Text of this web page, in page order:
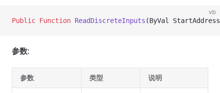
vb
Public Function ReadDiscreteInputs (ByVal
参数:
参数 类型 说明